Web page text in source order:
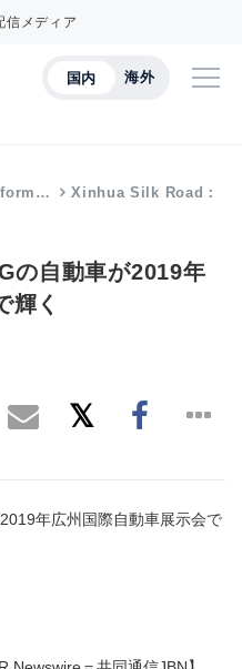
信メディア
国内 海外
Xinhua Silk Road：
自動車が2019年
輝く
年広州国際自動車展示会で